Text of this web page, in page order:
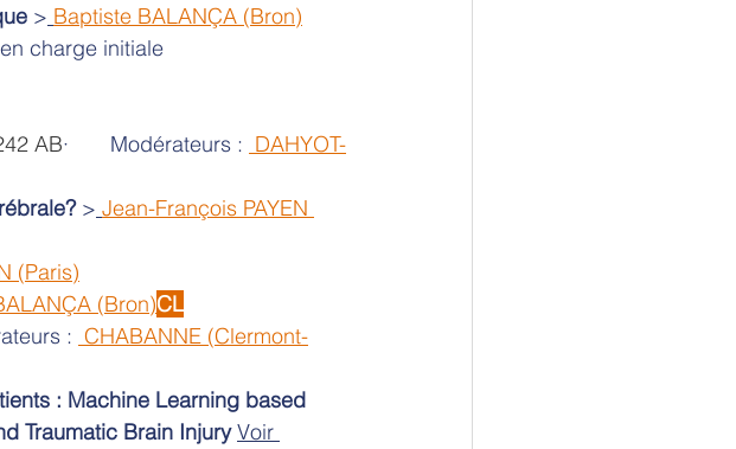
> Baptiste BALANÇA (Bron)
charge initiale
AB·       Modérateurs : DAHYOT-
> Jean-François PAYEN
(Paris)
(Bron)CL
: CHABANNE (Clermont-
: Machine Learning based
Traumatic Brain Injury Voir